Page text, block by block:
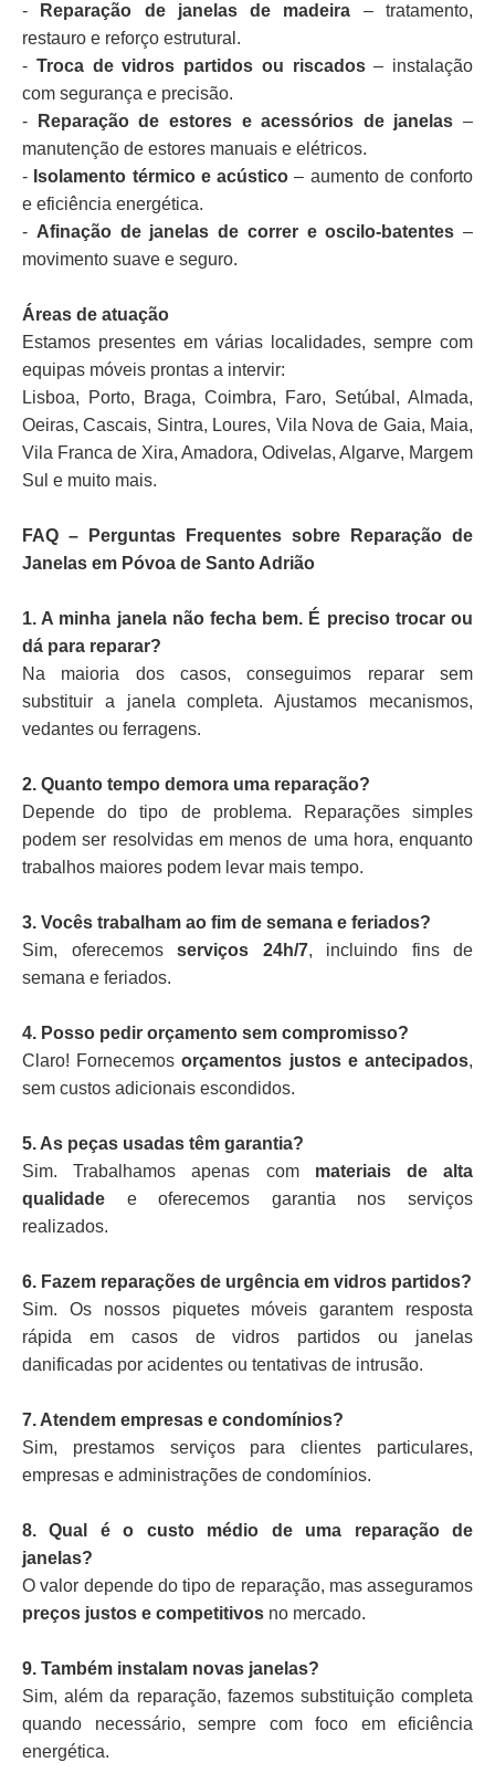
-
Reparação de janelas de madeira – tratamento,
restauro e reforço estrutural.
- Troca de vidros partidos ou riscados– instalação
com segurança e precisão.
-
Reparação de estores e acessórios de janelas –
manutenção de estores manuais e elétricos.
- Isolamento térmico e acústico – aumento de conforto
e eficiência energética.
- Afinação de janelas de correr e oscilo-batentes –
movimento suave e seguro.
Áreas de atuação
Estamos presentes em várias localidades, sempre com
equipas móveis prontas a intervir:
Lisboa, Porto, Braga, Coimbra, Faro, Setúbal, Almada,
Oeiras, Cascais, Sintra, Loures, Vila Nova de Gaia, Maia,
Vila Franca de Xira, Amadora, Odivelas, Algarve, Margem
Sul e muito mais.
FAQ – Perguntas Frequentes sobre Reparação de
Janelas em Póvoa de Santo Adrião
1. A minha janela não fecha bem. É preciso trocar ou
dá para reparar?
Na maioria dos casos, conseguimos reparar sem
substituir a janela completa. Ajustamos mecanismos,
vedantes ou ferragens.
2. Quanto tempo demora uma reparação?
Depende do tipo de problema. Reparações simples
podem ser resolvidas em menos de uma hora, enquanto
trabalhos maiores podem levar mais tempo.
3. Vocês trabalham ao fim de semana e feriados?
Sim, oferecemos serviços 24h/7, incluindo fins de
semana e feriados.
4. Posso pedir orçamento sem compromisso?
Claro! Fornecemosorçamentos justos e antecipados,
sem custos adicionais escondidos.
5. As peças usadas têm garantia?
Sim. Trabalhamos apenas com materiais de alta
qualidade e oferecemos garantia nos serviços
realizados.
6. Fazem reparações de urgência em vidros partidos?
Sim. Os nossos piquetes móveis garantem resposta
rápida em casos de vidros partidos ou janelas
danificadas por acidentes ou tentativas de intrusão.
7. Atendem empresas e condomínios?
Sim, prestamos serviços para clientes particulares,
empresas e administrações de condomínios.
8. Qual é o custo médio de uma reparação de
janelas?
O valor depende do tipo de reparação, mas asseguramos
preços justos e competitivos no mercado.
9. Também instalam novas janelas?
Sim, além da reparação, fazemos substituição completa
quando necessário, sempre com foco em eficiência
energética.